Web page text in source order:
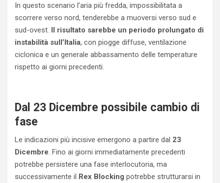
In questo scenario l’aria più fredda, impossibilitata a
scorrere verso nord, tenderebbe a muoversi verso sud e
sud-ovest. Il risultato sarebbe un periodo prolungato di
instabilità sull’Italia, con piogge diffuse, ventilazione
ciclonica e un generale abbassamento delle temperature
rispetto ai giorni precedenti.
Dal 23 Dicembre possibile cambio di
fase
Le indicazioni più incisive emergono a partire dal 23
Dicembre. Fino ai giorni immediatamente precedenti
potrebbe persistere una fase interlocutoria, ma
successivamente il Rex Blocking potrebbe strutturarsi in